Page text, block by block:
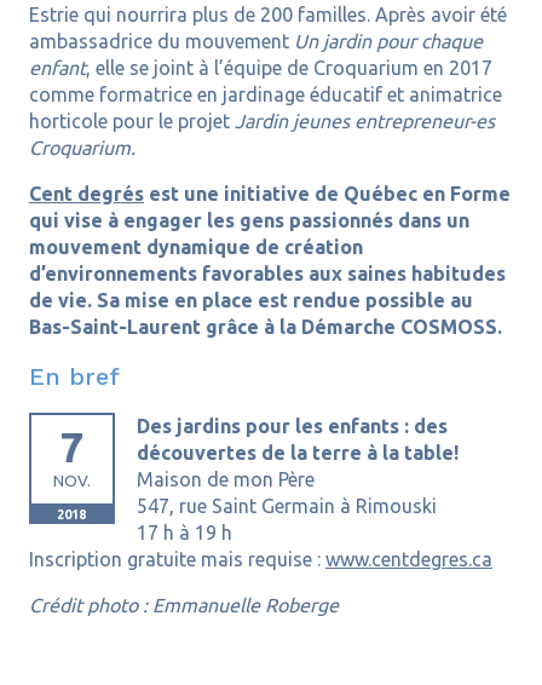
Estrie qui nourrira plus de 200 familles. Après avoir été
ambassadrice du mouvement Un jardin pour chaque
enfant, elle se joint à l’équipe de Croquarium en 2017
comme formatrice en jardinage éducatif et animatrice
horticole pour le projet Jardin jeunes entrepreneur-es
Croquarium.
Cent degrésest une initiative de Québec en Forme
qui vise à engager les gens passionnés dans un
mouvement dynamique de création
d’environnements favorables aux saines habitudes
de vie. Sa mise en place est rendue possible au
Bas-Saint-Laurent grâce à la Démarche COSMOSS.
En bref
7
NOV.
2018
Des jardins pour les enfants : des
découvertes de la terre à la table!
Maison de mon Père
547, rue Saint Germain à Rimouski
17 h à 19 h
Inscription gratuite mais requise : www.centdegres.ca
Crédit photo : Emmanuelle Roberge